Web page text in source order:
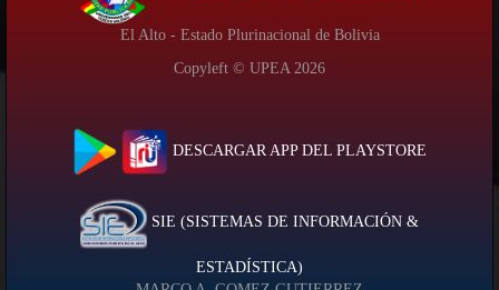
El Alto - Estado Plurinacional de Bolivia
Copyleft © UPEA 2026
DESCARGAR APP DEL PLAYSTORE
SIE (SISTEMAS DE INFORMACIÓN &
ESTADÍSTICA)